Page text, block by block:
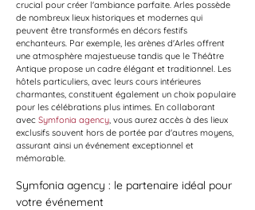
crucial pour créer l'ambiance parfaite. Arles possède
de nombreux lieux historiques et modernes qui
peuvent être transformés en décors festifs
enchanteurs. Par exemple, les arènes d'Arles offrent
une atmosphère majestueuse tandis que le Théâtre
Antique propose un cadre élégant et traditionnel. Les
hôtels particuliers, avec leurs cours intérieures
charmantes, constituent également un choix populaire
pour les célébrations plus intimes. En collaborant
avec Symfonia agency, vous aurez accès à des lieux
exclusifs souvent hors de portée par d'autres moyens,
assurant ainsi un événement exceptionnel et
mémorable.
Symfonia agency : le partenaire idéal pour
votre événement